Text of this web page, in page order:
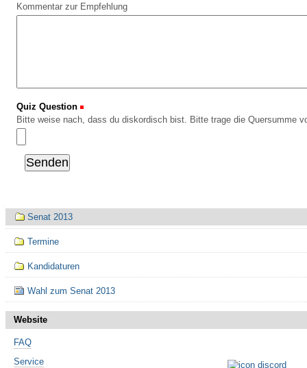
Kommentar zur Empfehlung
Quiz Question
Bitte weise nach, dass du diskordisch bist. Bitte trage die Quersumme
Navigation
Senat 2013
Termine
Kandidaturen
Wahl zum Senat 2013
Website
FAQ
Service